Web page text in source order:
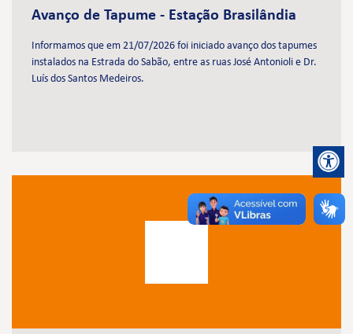
Avanço de Tapume - Estação Brasilândia
Informamos que em 21/07/2026 foi iniciado avanço dos tapumes
instalados na Estrada do Sabão, entre as ruas José Antonioli e Dr.
Luís dos Santos Medeiros.